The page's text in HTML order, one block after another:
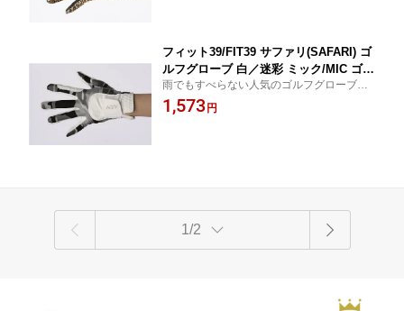
フィット39/FIT39 サファリ(SAFARI) ゴ
ルフグローブ 白／迷彩 ミック/MIC ゴル
フ 雑貨 ゴルフ用品 グッズ ギフト プレ
ゼント カモフラ メンズ 滑らない 父の
雨でもすべらない人気のゴルフグローブ、
フィット39の迷彩デザイン。左手用・右手
用あり。 おしゃれ おすすめ 誕生日 ゴルフ
1,573 円
1/2